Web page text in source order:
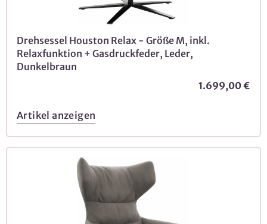
Drehsessel Houston Relax - Größe M, inkl.
Relaxfunktion + Gasdruckfeder, Leder,
Dunkelbraun
1.699,00 €
Artikel anzeigen